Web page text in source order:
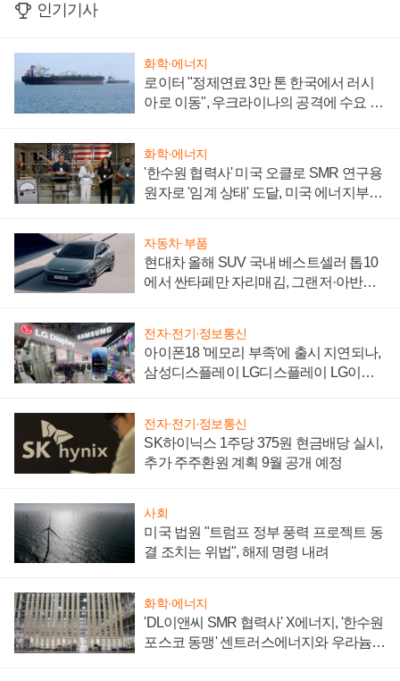
인기기사
화학·에너지
로이터 "정제연료 3만 톤 한국에서 러시
아로 이동", 우크라이나의 공격에 수요 늘
화학·에너지
'한수원 협력사' 미국 오클로 SMR 연구용
원자로 '임계 상태' 도달, 미국 에너지부
자동차·부품
현대차 올해 SUV 국내 베스트셀러 톱10
에서 싼타페만 자리매김, 그랜저·아반떼
전자·전기·정보통신
아이폰18 '메모리 부족'에 출시 지연되나,
삼성디스플레이 LG디스플레이 LG이노
전자·전기·정보통신
SK하이닉스 1주당 375원 현금배당 실시,
추가 주주환원 계획 9월 공개 예정
사회
미국 법원 "트럼프 정부 풍력 프로젝트 동
결 조치는 위법", 해제 명령 내려
화학·에너지
'DL이앤씨 SMR 협력사' X에너지, '한수원
포스코 동맹' 센트러스에너지와 우라늄